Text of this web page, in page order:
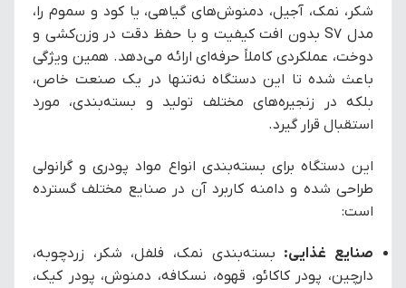
شکر، نمک، آجیل، دمنوش‌های گیاهی، یا کود و سموم را،
مدل S7 بدون افت کیفیت و با حفظ دقت در وزن‌کشی و
دوخت، عملکردی کاملاً حرفه‌ای ارائه می‌دهد. همین ویژگی
باعث شده تا این دستگاه نه‌تنها در یک صنعت خاص،
بلکه در زنجیره‌های مختلف تولید و بسته‌بندی، مورد
استقبال قرار گیرد.
این دستگاه برای بسته‌بندی انواع مواد پودری و گرانولی
طراحی شده و دامنه‌ کاربرد آن در صنایع مختلف گسترده
است:
صنایع غذایی: بسته‌بندی نمک، فلفل، شکر، زردچوبه،
دارچین، پودر کاکائو، قهوه، نسکافه، دمنوش، پودر کیک،